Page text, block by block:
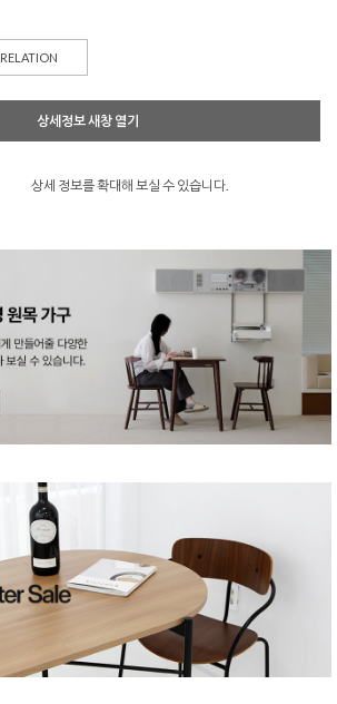
RELATION
상세정보 새창 열기
상세 정보를 확대해 보실 수 있습니다.